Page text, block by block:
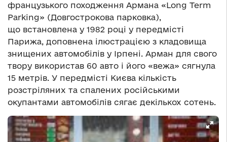
французького походження Армана «Long Term
Parking» (Довгострокова парковка),
що встановлена у 1982 році у передмісті
Парижа, доповнена ілюстрацією з кладовища
знищених автомобілів у Ірпені. Арман для свого
твору використав 60 авто і його «вежа» сягнула
15 метрів. У передмісті Києва кількість
розстріляних та спалених російськими
окупантами автомобілів сягає декількох сотень.